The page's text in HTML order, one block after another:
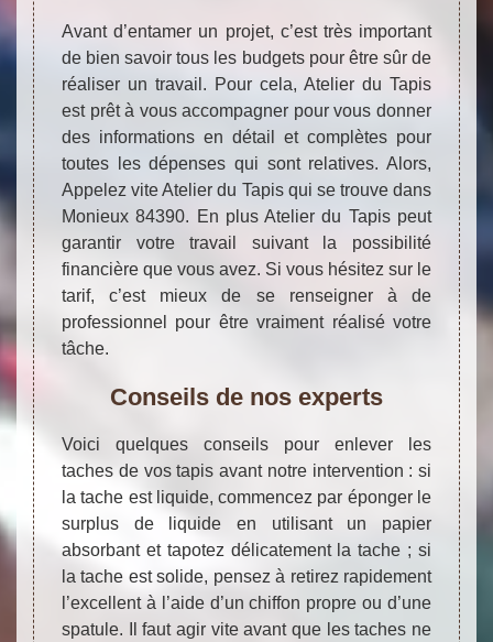
Avant d’entamer un projet, c’est très important
de bien savoir tous les budgets pour être sûr de
réaliser un travail. Pour cela, Atelier du Tapis
est prêt à vous accompagner pour vous donner
des informations en détail et complètes pour
toutes les dépenses qui sont relatives. Alors,
Appelez vite Atelier du Tapis qui se trouve dans
Monieux 84390. En plus Atelier du Tapis peut
garantir votre travail suivant la possibilité
financière que vous avez. Si vous hésitez sur le
tarif, c’est mieux de se renseigner à de
professionnel pour être vraiment réalisé votre
tâche.
Conseils de nos experts
Voici quelques conseils pour enlever les
taches de vos tapis avant notre intervention : si
la tache est liquide, commencez par éponger le
surplus de liquide en utilisant un papier
absorbant et tapotez délicatement la tache ; si
la tache est solide, pensez à retirez rapidement
l’excellent à l’aide d’un chiffon propre ou d’une
spatule. Il faut agir vite avant que les taches ne